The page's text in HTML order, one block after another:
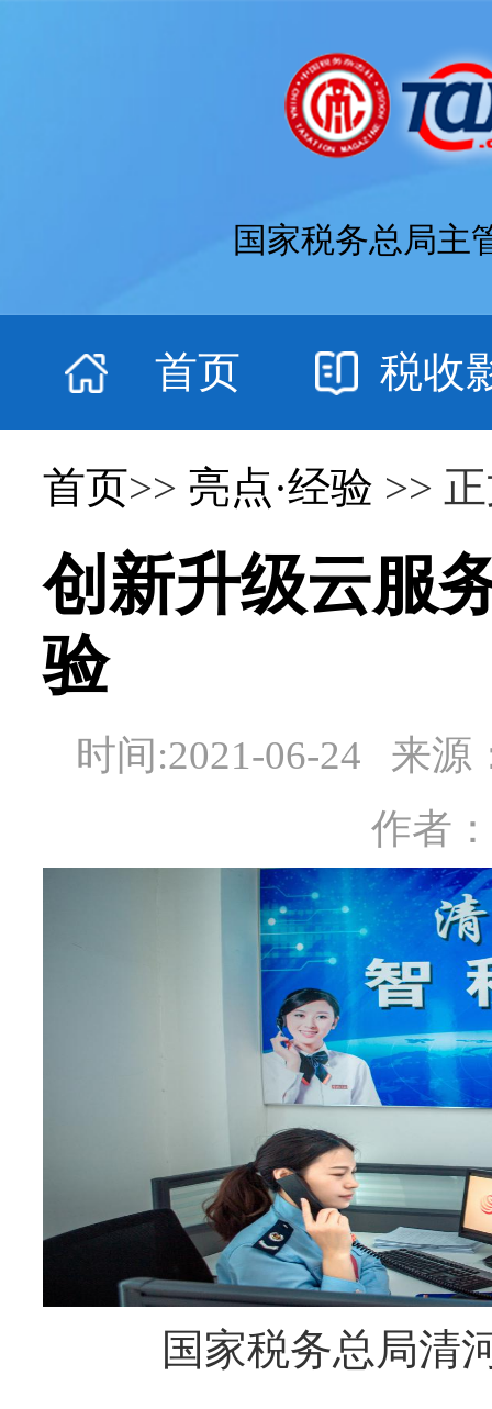
国家税务总局主
首页 税收
首页>> 亮点·经验 >>
创新升级云服
验
时间:2021-06-24 来源
作者
国家税务总局清